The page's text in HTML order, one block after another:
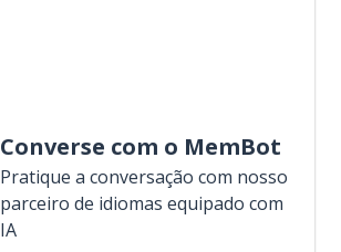
Converse com o MemBot
Pratique a conversação com nosso
parceiro de idiomas equipado com
IA